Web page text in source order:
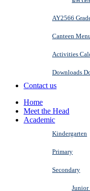
AY2566
Canteen
Activities
Downloads
Contact us
Home
Meet the Head
Academic
Kindergarten
Primary
Secondary
Junior